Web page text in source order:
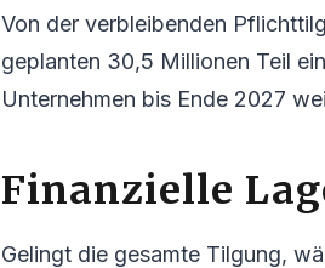
Von der verbleibenden
geplanten 30,5 Millionen Teil
Unternehmen bis Ende 2027
Finanzielle
Gelingt die gesamte Tilgung,